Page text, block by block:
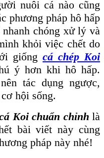
nuôi cá nào cũng
phương pháp hô hấp
chóng xử lý và
khỏi việc chết do
giống cá chép Koi
ý hơn khi hô hấp.
tác dụng ngược,
hội sống.
Koi chuẩn chỉnh là
bài viết này cùng
pháp này nhé!